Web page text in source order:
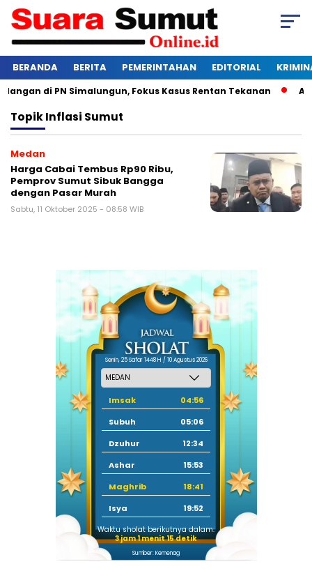
BERANDA BERITA PEMERINTAHAN EDITORIAL
di PN Simalungun, Fokus Kasus Rentan Tekanan
TopikInflasi Sumut
Medan
Harga Cabai Tembus Rp90 Ribu,
Pemprov Sumut Sibuk Bangga
dengan Pasar Murah
Sabtu, 11 Oktober 2025 - 08:58 WIB
Senin, 25 Safar 1448 H / 10 Agustus 2026
Imsak
04:56
Subuh
05:06
Dzuhur
12:34
Ashar
15:53
Maghrib
18:41
Isya
19:52
Waktu sholat berikutnya dalam:
3 jam 1 menit 15 detik
Sumber: Kemenag